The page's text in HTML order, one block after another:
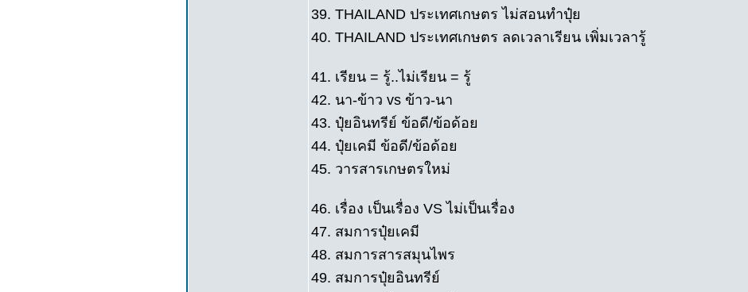
39. THAILAND ประเทศเกษตร ไม่สอนทำปุ๋ย
40. THAILAND ประเทศเกษตร ลดเวลาเรียน เพิ่มเวลารู้
41. เรียน = รู้..ไม่เรียน = รู้
42. นา-ข้าว vs ข้าว-นา
43. ปุ๋ยอินทรีย์ ข้อดี/ข้อด้อย
44. ปุ๋ยเคมี ข้อดี/ข้อด้อย
45. วารสารเกษตรใหม่
46. เรื่อง เป็นเรื่อง VS ไม่เป็นเรื่อง
47. สมการปุ๋ยเคมี
48. สมการสารสมุนไพร
49. สมการปุ๋ยอินทรีย์